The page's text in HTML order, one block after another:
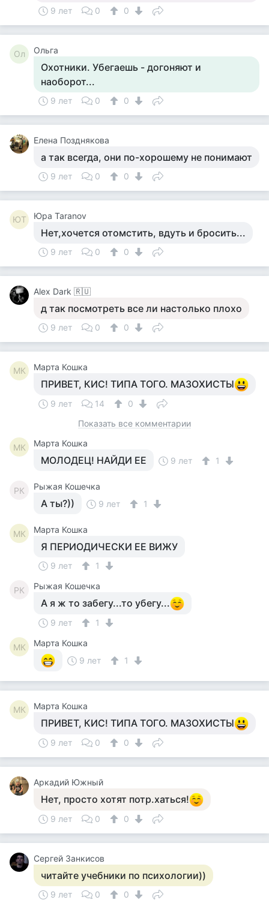
9 лет 0 0
Ол Ольга
Охотники. Убегаешь - догоняют и
наоборот...
9 лет 0 0
Елена Позднякова
а так всегда, они по-хорошему не понимают
9 лет 0 0
ЮT Юра Taranov
Нет,хочется отомстить, вдуть и бросить...
9 лет 0 0
Alex Dark 🇷🇺
д так посмотреть все ли настолько плохо
9 лет 0 0
МК Марта Кошка
ПРИВЕТ, КИС! ТИПА ТОГО. МАЗОХИСТЫ
9 лет 14
0
Показать все комментарии
МК Марта Кошка
МОЛОДЕЦ! НАЙДИ ЕЕ 9 лет 1
РК Рыжая Кошечка
А ты?)) 9 лет 1
МК Марта Кошка
Я ПЕРИОДИЧЕСКИ ЕЕ ВИЖУ
9 лет 1
РК Рыжая Кошечка
А я ж то забегу...то убегу...
9 лет 1
МК
Марта Кошка
9 лет
1
МК Марта Кошка
ПРИВЕТ, КИС! ТИПА ТОГО. МАЗОХИСТЫ
9 лет 0 0
Аркадий Южный
Нет, просто хотят потр.хаться!
9 лет 0 0
Сергей Занкисов
читайте учебники по психологии))
9 лет 0 0